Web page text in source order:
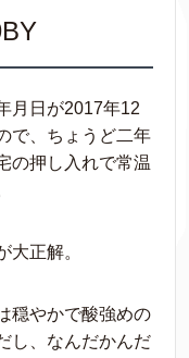
月日が2017年12
で、ちょうど二年
の押し入れで常温
大正解。
穏やかで酸強めの
し、なんだかんだ